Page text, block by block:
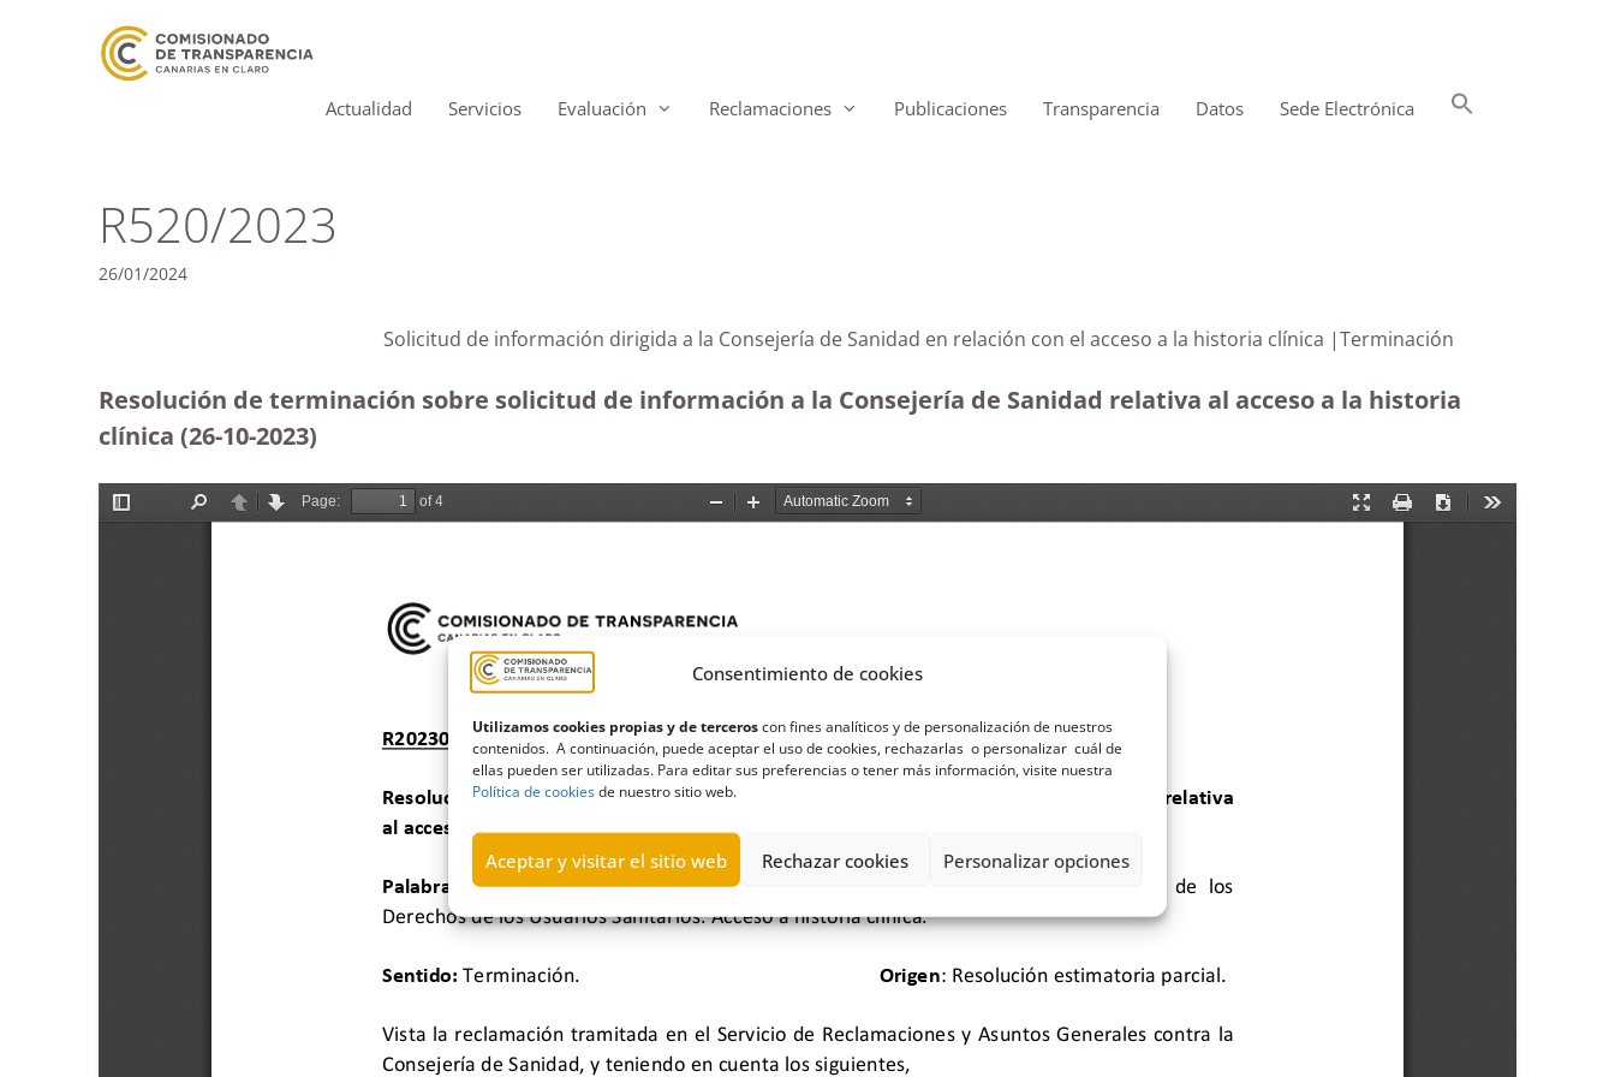
Consentimiento de cookies
Utilizamos cookies propias y de terceroscon fines analíticos y de personalización de nuestros
contenidos. A continuación, puede aceptar el uso de cookies, rechazarlas o personalizar cuál de
ellas pueden ser utilizadas. Para editar sus preferencias o tener más información, visite nuestra
Política de cookiesde nuestro sitio web.
Aceptar y visitar el sitio web Rechazar cookies Personalizar opciones
Actualidad Servicios Evaluación Reclamaciones Publicaciones Transparencia Datos Sede Electrónica
R520/2023
26/01/2024
Solicitud de información dirigida a la Consejería de Sanidad en relación con el acceso a la historia clínica |Terminación
Resolución de terminación sobre solicitud de información a la Consejería de Sanidad relativa al acceso a la historia
clínica (26-10-2023)